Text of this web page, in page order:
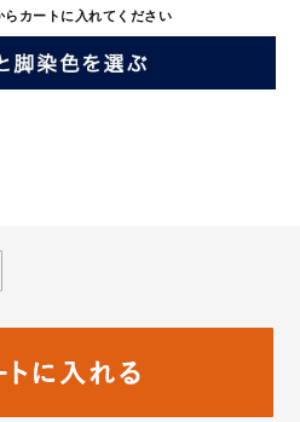
カートに入れてください